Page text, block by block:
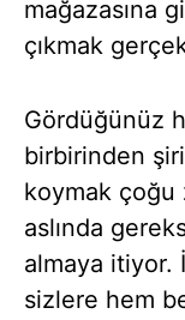
mağazasına
çıkmak
Gördüğünüz
birbirinden
koymak çoğu
aslında
almaya itiyor.
sizlere hem